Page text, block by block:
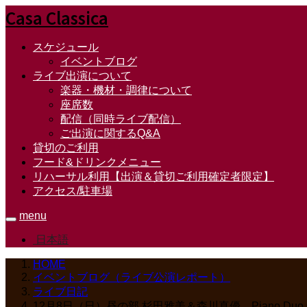
Casa Classica
スケジュール
イベントブログ
ライブ出演について
楽器・機材・調律について
座席数
配信（同時ライブ配信）
ご出演に関するQ&A
貸切のご利用
フード&ドリンクメニュー
リハーサル利用【出演＆貸切ご利用確定者限定】
アクセス/駐車場
menu
日本語
HOME
イベントブログ（ライブ公演レポート）
ライブ日記